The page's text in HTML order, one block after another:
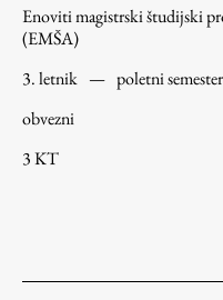
Enoviti magistrski študijski
(EMŠA)
3. letnik — poletni semester
obvezni
3 KT